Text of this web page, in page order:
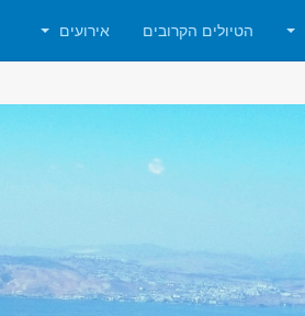
הטיולים הקרובים אירועים